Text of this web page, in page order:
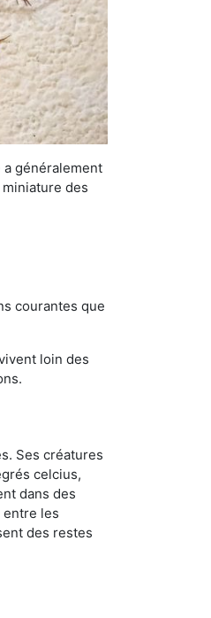
généralement
des
courantes que
loin des
Ses créatures
celcius,
dans des
les
des restes